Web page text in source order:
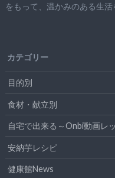
をもって、 温かみのある生活
カテゴリー
目的別
食材・献立別
自宅で出来る～Onbi動画レ
安納芋レシピ
健康館News